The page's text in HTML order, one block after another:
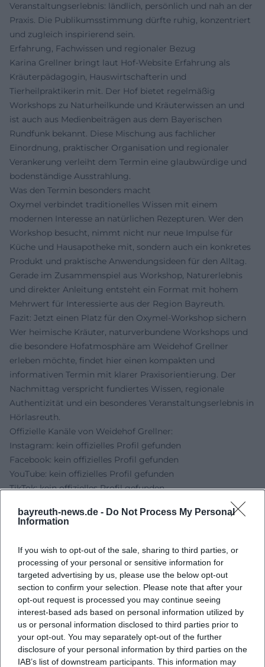
bayreuth-news.de - Do Not Process My Personal
Information
If you wish to opt-out of the sale, sharing to third parties, or
processing of your personal or sensitive information for
targeted advertising by us, please use the below opt-out
section to confirm your selection. Please note that after your
opt-out request is processed you may continue seeing
interest-based ads based on personal information utilized by
us or personal information disclosed to third parties prior to
your opt-out. You may separately opt-out of the further
disclosure of your personal information by third parties on the
IAB’s list of downstream participants. This information may
Veranstaltungserlebnis: ländlich, persönlich und nah an der
Praxis. Die Publikumsstimmung dürfte ruhig, konzentriert
und zugleich inspirierend sein.
Erfahrung, Fachwissen und regionaler Bezug
Karina Grellner bringt laut Hof-Website Erfahrung als
Kräuterpädagogin, Hauswirtschafterin und
Tierheilpraktikerin mit. Der Hof bietet regelmäßig
Workshops zu Naturheilkunde und Kräuterwissen an und
ist auch aus Medienbeiträgen aus dem Bayerischen
Rundfunk bekannt. Diese Mischung aus fachlicher
Einordnung, praktischer Organisation und regionaler
Verankerung verleiht dem Termin eine glaubwürdige und
bodenständige Ausstrahlung.
Was den Termin besonders macht
Oxymel verbindet traditionelles Wissen mit einem
modernen Interesse an natürlichen Rezepturen. Wer den
Workshop besucht, nimmt nicht nur neue Impulse für
Küche und Hausapotheke mit, sondern auch ein konkretes
Produkt und praktische Anwendungsideen für den Alltag.
Gerade im Zusammenspiel aus Workshop, Naturerlebnis
und direkter Anleitung entsteht ein Format mit hohem
Mehrwert für Interessierte aus der Region Bayreuth.
Fazit: Jetzt einen Platz für den Oxymel-Workshop sichern
Wer heimische Kräuter, naturverbundene Workshops und
die besondere Hofatmosphäre am Weidehof Grellner
erleben möchte, findet hier einen kompakten und
informativen Termin mit klarer Praxisorientierung. Der
Nachmittag verspricht fundiertes Wissen, regionale
Authentizität und ein besonderes Veranstaltungserlebnis in
Hörlasreuth.
Offizielle Kanäle von Weidehof Grellner:
Instagram: kein offizielles Profil gefunden
Facebook: kein offizielles Profil gefunden
YouTube: kein offizielles Profil gefunden
TikTok: kein offizielles Profil gefunden
Weidehof Grellner - Über uns
Weidehof Grellner - TV-Beiträge
Region Bayreuth - Gemmotherapie: Heilsame
Knospenmazerate für Mensch und Tier herstellen